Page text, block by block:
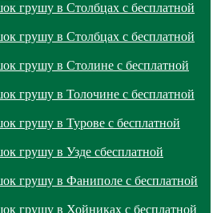
грушу в Столбцах с бесплатной
грушу в Столбцах с бесплатной
грушу в Столине с бесплатной
грушу в Толочине с бесплатной
грушу в Турове с бесплатной
грушу в Узде сбесплатной
грушу в Фаниполе с бесплатной
грушу в Хойниках с бесплатной